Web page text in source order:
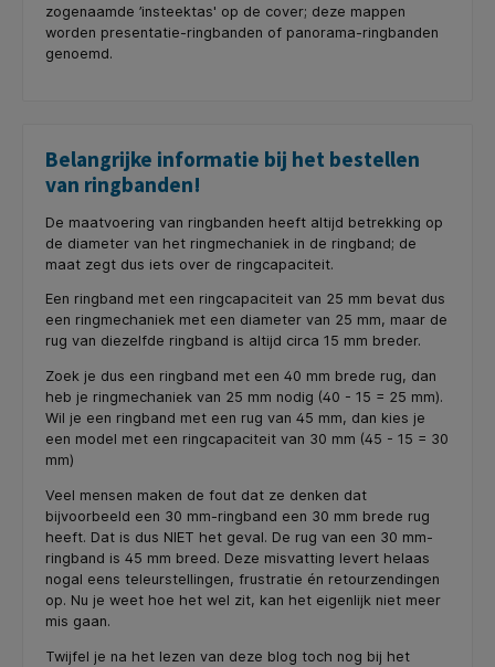
zogenaamde ’insteektas' op de cover; deze mappen
worden presentatie-ringbanden of panorama-ringbanden
genoemd.
Belangrijke informatie bij het bestellen
van ringbanden!
De maatvoering van ringbanden heeft altijd betrekking op
de diameter van het ringmechaniek in de ringband; de
maat zegt dus iets over de ringcapaciteit.
Een ringband met een ringcapaciteit van 25 mm bevat dus
een ringmechaniek met een diameter van 25 mm, maar de
rug van diezelfde ringband is altijd circa 15 mm breder.
Zoek je dus een ringband met een 40 mm brede rug, dan
heb je ringmechaniek van 25 mm nodig (40 - 15 = 25 mm).
Wil je een ringband met een rug van 45 mm, dan kies je
een model met een ringcapaciteit van 30 mm (45 - 15 = 30
mm)
Veel mensen maken de fout dat ze denken dat
bijvoorbeeld een 30 mm-ringband een 30 mm brede rug
heeft. Dat is dus NIET het geval. De rug van een 30 mm-
ringband is 45 mm breed. Deze misvatting levert helaas
nogal eens teleurstellingen, frustratie én retourzendingen
op. Nu je weet hoe het wel zit, kan het eigenlijk niet meer
mis gaan.
Twijfel je na het lezen van deze blog toch nog bij het